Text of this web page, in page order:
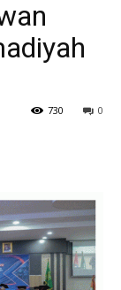
0
730